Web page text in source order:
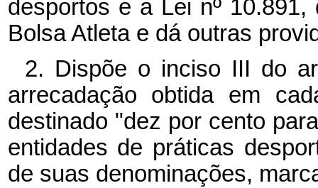
desportos e a Lei nº
Bolsa Atleta e dá outras
2. Dispõe o inciso III do
arrecadação obtida em
destinado "dez por cento
entidades de práticas
de suas denominações,